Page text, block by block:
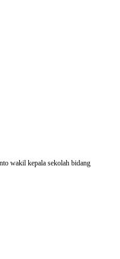
wakil kepala sekolah bidang